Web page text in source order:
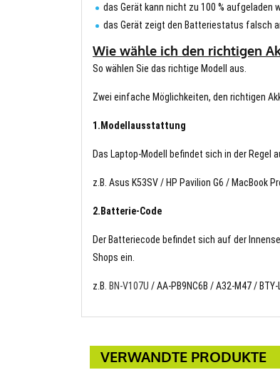
das Gerät kann nicht zu 100 % aufgeladen
das Gerät zeigt den Batteriestatus falsch
Wie wähle ich den richtigen
So wählen Sie das richtige Modell aus.
Zwei einfache Möglichkeiten, den richtigen
1.Modellausstattung
Das Laptop-Modell befindet sich in der Regel
z.B. Asus K53SV / HP Pavilion G6 / MacBook
2.Batterie-Code
Der Batteriecode befindet sich auf der
Shops ein.
z.B. BN-V107U / AA-PB9NC6B / A32-M47 / BTY-
VERWANDTE PRODUKTE